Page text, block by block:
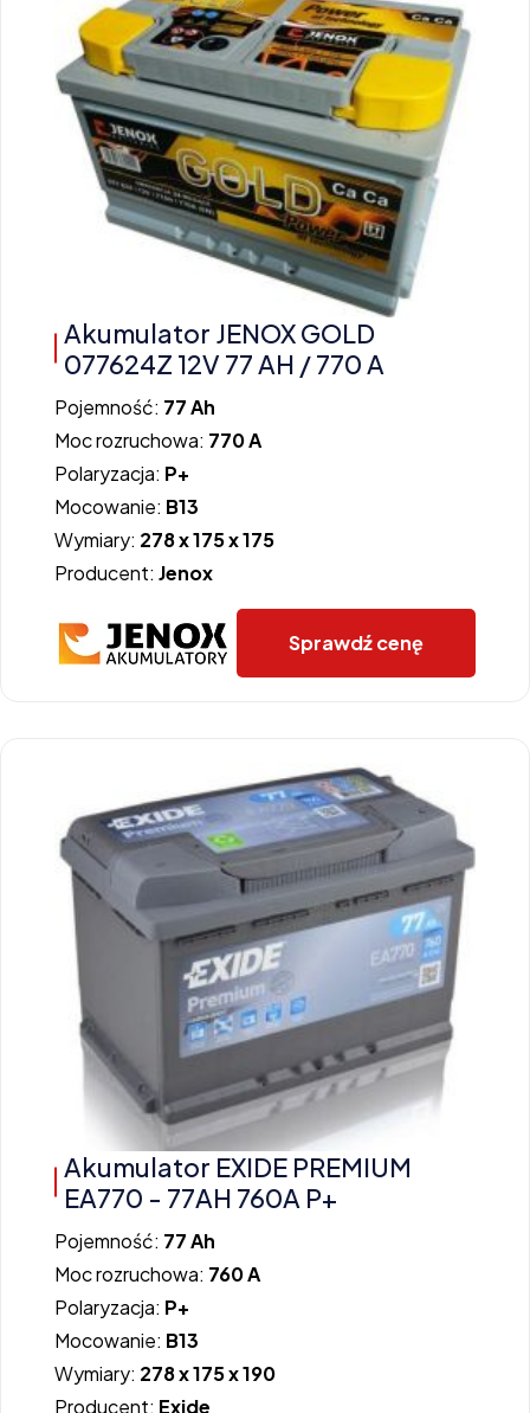
Akumulator JENOX GOLD
077624Z 12V 77 AH / 770 A
Pojemność: 77 Ah
Moc rozruchowa: 770 A
Polaryzacja: P+
Mocowanie: B13
Wymiary: 278 x 175 x 175
Producent: Jenox
Sprawdź cenę
Akumulator EXIDE PREMIUM
EA770 - 77AH 760A P+
Pojemność: 77 Ah
Moc rozruchowa: 760 A
Polaryzacja: P+
Mocowanie: B13
Wymiary: 278 x 175 x 190
Producent: Exide